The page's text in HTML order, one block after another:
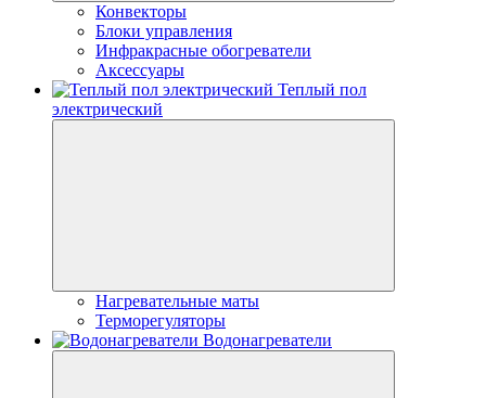
Конвекторы
Блоки управления
Инфракрасные обогреватели
Аксессуары
Теплый пол
электрический
Нагревательные маты
Терморегуляторы
Водонагреватели